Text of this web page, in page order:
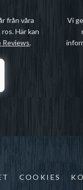
från våra
Här kan
Reviews.
Vi
COOKIES